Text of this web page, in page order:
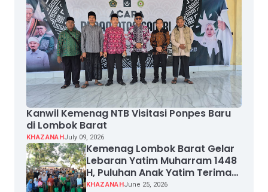
Kanwil Kemenag NTB Visitasi Ponpes Baru
di Lombok Barat
KHAZANAHJuly 09, 2026
Kemenag Lombok Barat Gelar
Lebaran Yatim Muharram 1448
H, Puluhan Anak Yatim Terima
Santunan
KHAZANAHJune 25, 2026